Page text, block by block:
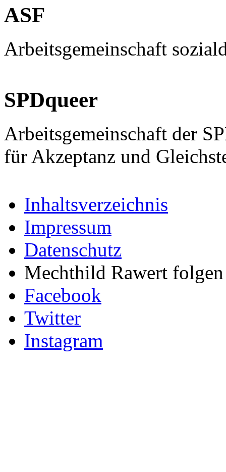
ASF
Arbeitsgemeinschaft
SPDqueer
Arbeitsgemeinschaft der
für Akzeptanz und
Inhaltsverzeichnis
Impressum
Datenschutz
Mechthild Rawert
Facebook
Twitter
Instagram